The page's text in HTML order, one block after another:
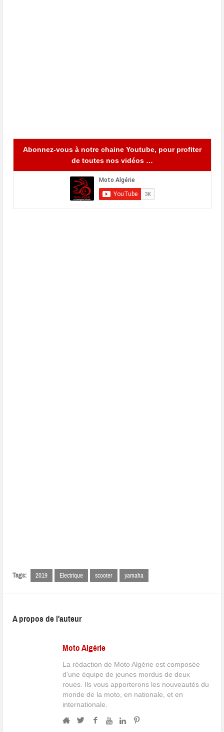
Abonnez-vous à notre chaine Youtube, pour profiter
de toutes nos vidéos …
Tags: 2019 Electrique scooter yamaha
A propos de l'auteur
Moto Algérie
La rédaction de Moto Algérie est composée
d'une équipe de jeunes mordus de deux
roues. Ils vous apporterons les nouveautés du
monde de la moto, en nationale, et en
internationale.